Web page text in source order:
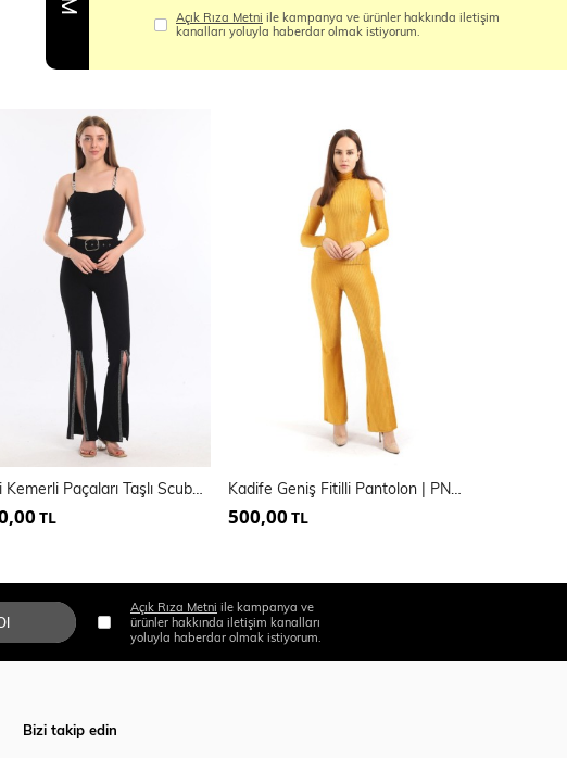
Beli Kemerli Paçaları Taşlı Scuba Krep Abiye Pantolon | Pnt34185
TL
Kadife Geniş Fitilli Pantolon | PNT32407
500,00 TL
Açık Rıza Metni ile kampanya ve ürünler hakkında iletişim
kanalları yoluyla haberdar olmak istiyorum.
Açık Rıza Metni ile kampanya ve
ürünler hakkında iletişim kanalları
yoluyla haberdar olmak istiyorum.
Bizi takip edin